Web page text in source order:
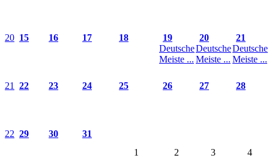
20 15 16 17 18
19
Deutsche
Meiste ...
20
Deutsche
Meiste ...
21
Deutsche
Meiste ...
21 22 23 24 25 26 27 28
22 29 30
31
1
2 3 4